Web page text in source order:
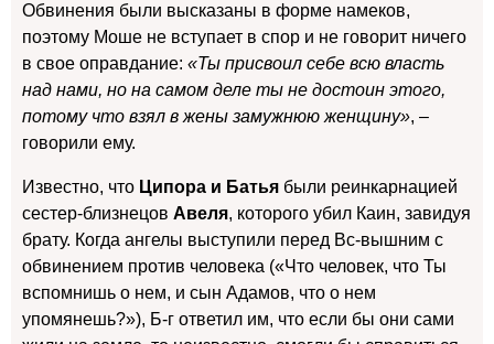
Обвинения были высказаны в форме намеков,
поэтому Моше не вступает в спор и не говорит ничего
в свое оправдание: «Ты присвоил себе всю власть
над нами, но на самом деле ты не достоин этого,
потому что взял в жены замужнюю женщину», –
говорили ему.
Известно, что Ципора и Батья были реинкарнацией
сестер-близнецов Авеля, которого убил Каин, завидуя
брату. Когда ангелы выступили перед Вс-вышним с
обвинением против человека («Что человек, что Ты
вспомнишь о нем, и сын Адамов, что о нем
упомянешь?»), Б-г ответил им, что если бы они сами